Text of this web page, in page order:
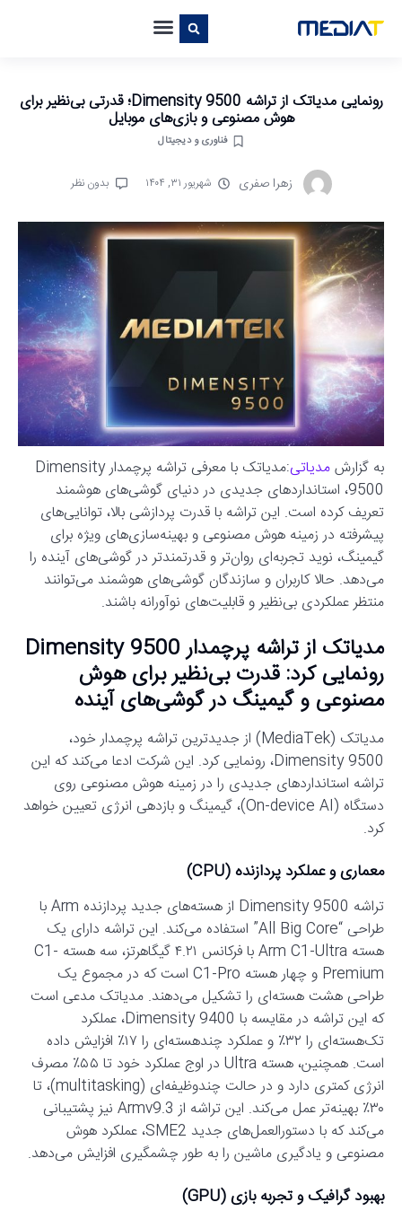
رونمایی مدیاتک از تراشه Dimensity 9500؛ قدرتی بی‌نظیر برای
هوش مصنوعی و بازی‌های موبایل
فناوری و دیجیتال
زهرا صفری شهریور ۳۱, ۱۴۰۴ بدون نظر
به گزارشمدیاتی
:مدیاتک با معرفی تراشه پرچمدار Dimensity
9500، استانداردهای جدیدی در دنیای گوشی‌های هوشمند
تعریف کرده است. این تراشه با قدرت پردازشی بالا، توانایی‌های
پیشرفته در زمینه هوش مصنوعی و بهینه‌سازی‌های ویژه برای
گیمینگ، نوید تجربه‌ای روان‌تر و قدرتمندتر در گوشی‌های آینده را
می‌دهد. حالا کاربران و سازندگان گوشی‌های هوشمند می‌توانند
منتظر عملکردی بی‌نظیر و قابلیت‌های نوآورانه باشند.
مدیاتک از تراشه پرچمدار Dimensity 9500
رونمایی کرد: قدرت بی‌نظیر برای هوش
مصنوعی و گیمینگ در گوشی‌های آینده
مدیاتک (MediaTek) از جدیدترین تراشه پرچمدار خود،
Dimensity 9500، رونمایی کرد. این شرکت ادعا می‌کند که این
تراشه استانداردهای جدیدی را در زمینه هوش مصنوعی روی
دستگاه (On-device AI)، گیمینگ و بازدهی انرژی تعیین خواهد
کرد.
معماری و عملکرد پردازنده (CPU)
تراشه Dimensity 9500 از هسته‌های جدید پردازنده Arm با
طراحی “All Big Core” استفاده می‌کند. این تراشه دارای یک
هسته Arm C1-Ultra با فرکانس ۴.۲۱ گیگاهرتز، سه هسته C1-
Premium و چهار هسته C1-Pro است که در مجموع یک
طراحی هشت هسته‌ای را تشکیل می‌دهند. مدیاتک مدعی است
که این تراشه در مقایسه با Dimensity 9400، عملکرد
تک‌هسته‌ای را ۳۲٪ و عملکرد چند‌هسته‌ای را ۱۷٪ افزایش داده
است. همچنین، هسته Ultra در اوج عملکرد خود تا ۵۵٪ مصرف
انرژی کمتری دارد و در حالت چندوظیفه‌ای (multitasking)، تا
۳۰٪ بهینه‌تر عمل می‌کند. این تراشه از Armv9.3 نیز پشتیبانی
می‌کند که با دستورالعمل‌های جدید SME2، عملکرد هوش
مصنوعی و یادگیری ماشین را به طور چشمگیری افزایش می‌دهد.
بهبود گرافیک و تجربه بازی (GPU)